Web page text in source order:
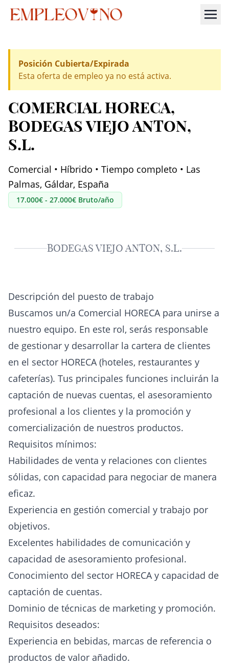
Posición Cubierta/Expirada
Esta oferta de empleo ya no está activa.
COMERCIAL HORECA,
BODEGAS VIEJO ANTON,
S.L.
Comercial • Híbrido • Tiempo completo • Las
Palmas, Gáldar, España
17.000€ - 27.000€ Bruto/año
BODEGAS VIEJO ANTON, S.L.
Descripción del puesto de trabajo
Buscamos un/a Comercial HORECA para unirse a
nuestro equipo. En este rol, serás responsable
de gestionar y desarrollar la cartera de clientes
en el sector HORECA (hoteles, restaurantes y
cafeterías). Tus principales funciones incluirán la
captación de nuevas cuentas, el asesoramiento
profesional a los clientes y la promoción y
comercialización de nuestros productos.
Requisitos mínimos:
Habilidades de venta y relaciones con clientes
sólidas, con capacidad para negociar de manera
eficaz.
Experiencia en gestión comercial y trabajo por
objetivos.
Excelentes habilidades de comunicación y
capacidad de asesoramiento profesional.
Conocimiento del sector HORECA y capacidad de
captación de cuentas.
Dominio de técnicas de marketing y promoción.
Requisitos deseados:
Experiencia en bebidas, marcas de referencia o
productos de valor añadido.